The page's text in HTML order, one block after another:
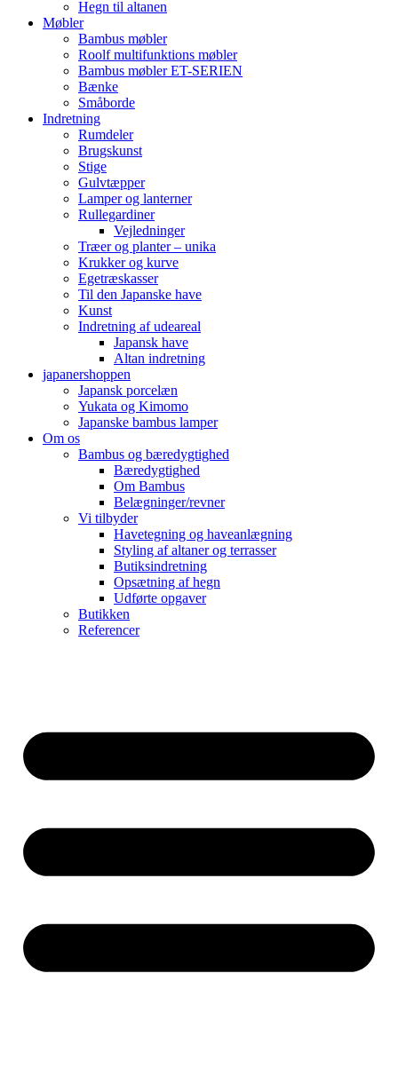
Hegn til altanen
Møbler
Bambus møbler
Roolf multifunktions møbler
Bambus møbler ET-SERIEN
Bænke
Småborde
Indretning
Rumdeler
Brugskunst
Stige
Gulvtæpper
Lamper og lanterner
Rullegardiner
Vejledninger
Træer og planter – unika
Krukker og kurve
Egetræskasser
Til den Japanske have
Kunst
Indretning af udeareal
Japansk have
Altan indretning
japanershoppen
Japansk porcelæn
Yukata og Kimomo
Japanske bambus lamper
Om os
Bambus og bæredygtighed
Bæredygtighed
Om Bambus
Belægninger/revner
Vi tilbyder
Havetegning og haveanlægning
Styling af altaner og terrasser
Butiksindretning
Opsætning af hegn
Udførte opgaver
Butikken
Referencer